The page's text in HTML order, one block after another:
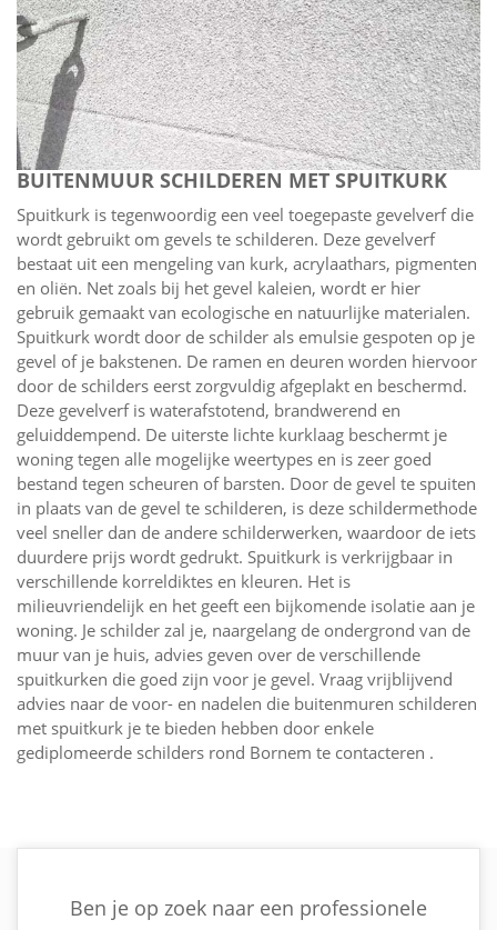
BUITENMUUR SCHILDEREN MET SPUITKURK
Spuitkurk is tegenwoordig een veel toegepaste gevelverf die
wordt gebruikt om gevels te schilderen. Deze gevelverf
bestaat uit een mengeling van kurk, acrylaathars, pigmenten
en oliën. Net zoals bij het gevel kaleien, wordt er hier
gebruik gemaakt van ecologische en natuurlijke materialen.
Spuitkurk wordt door de schilder als emulsie gespoten op je
gevel of je bakstenen. De ramen en deuren worden hiervoor
door de schilders eerst zorgvuldig afgeplakt en beschermd.
Deze gevelverf is waterafstotend, brandwerend en
geluiddempend. De uiterste lichte kurklaag beschermt je
woning tegen alle mogelijke weertypes en is zeer goed
bestand tegen scheuren of barsten. Door de gevel te spuiten
in plaats van de gevel te schilderen, is deze schildermethode
veel sneller dan de andere schilderwerken, waardoor de iets
duurdere prijs wordt gedrukt. Spuitkurk is verkrijgbaar in
verschillende korreldiktes en kleuren. Het is
milieuvriendelijk en het geeft een bijkomende isolatie aan je
woning. Je schilder zal je, naargelang de ondergrond van de
muur van je huis, advies geven over de verschillende
spuitkurken die goed zijn voor je gevel. Vraag vrijblijvend
advies naar de voor- en nadelen die buitenmuren schilderen
met spuitkurk je te bieden hebben door enkele
gediplomeerde schilders rond Bornem te contacteren .
Ben je op zoek naar een professionele